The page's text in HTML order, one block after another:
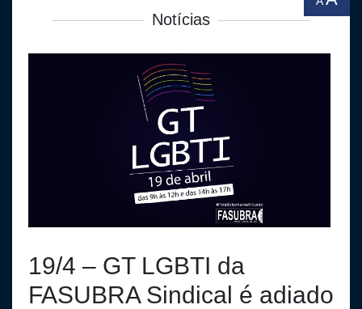
Notícias
19/4 – GT LGBTI da
FASUBRA Sindical é adiado